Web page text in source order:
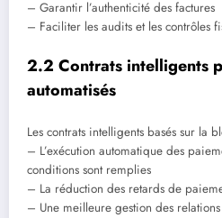
– Garantir l’authenticité des factures
– Faciliter les audits et les contrôles
2.2 Contrats intelligents
automatisés
Les contrats intelligents basés sur la
– L’exécution automatique des
conditions sont remplies
– La réduction des retards de
– Une meilleure gestion des relations